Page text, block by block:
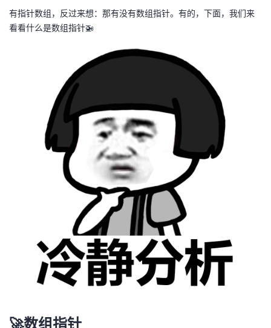
有指针数组，反过来想：那有没有数组指针。有的，下面，我们来
看看什么是数组指针🚁
🚀数组指针